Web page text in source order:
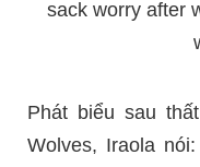
Phát biểu sau
Wolves, Iraola